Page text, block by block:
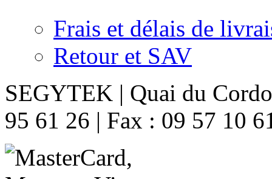
Frais et délais de
Retour et SAV
SEGYTEK | Quai du
95 61 26 | Fax : 09 57 10